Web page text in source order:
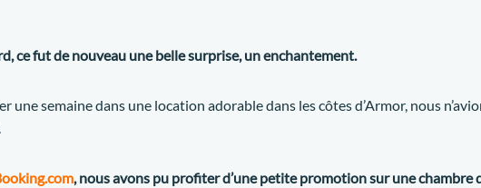
ce fut de nouveau une belle surprise, un enchantement.
une semaine dans une location adorable dans les côtes d’Armor, nous
, nous avons pu profiter d’une petite promotion sur une chambre